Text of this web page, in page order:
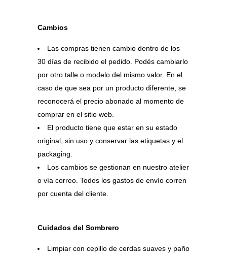
Cambios
Las compras tienen cambio dentro de los
30 días de recibido el pedido. Podés cambiarlo
por otro talle o modelo del mismo valor. En el
caso de que sea por un producto diferente, se
reconocerá el precio abonado al momento de
comprar en el sitio web.
El producto tiene que estar en su estado
original, sin uso y conservar las etiquetas y el
packaging.
Los cambios se gestionan en nuestro atelier
o vía correo. Todos los gastos de envío corren
por cuenta del cliente.
Cuidados del Sombrero
Limpiar con cepillo de cerdas suaves y paño